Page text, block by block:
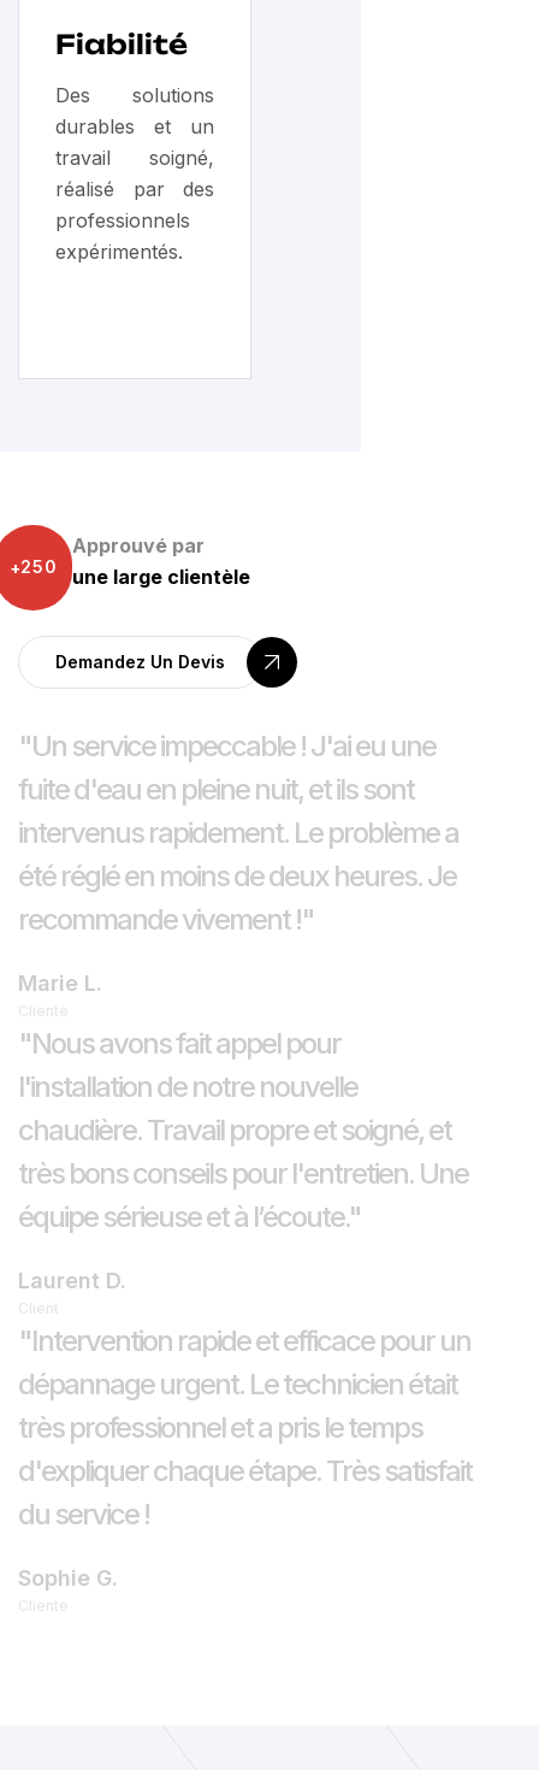
Fiabilité
Des solutions
durables et un
travail soigné,
réalisé par des
professionnels
expérimentés.
+250
Approuvé par
une large clientèle
Demandez Un Devis
"Un service impeccable ! J'ai eu une
fuite d'eau en pleine nuit, et ils sont
intervenus rapidement. Le problème a
été réglé en moins de deux heures. Je
recommande vivement !"
Marie L.
Cliente
"Nous avons fait appel pour
l'installation de notre nouvelle
chaudière. Travail propre et soigné, et
très bons conseils pour l'entretien. Une
équipe sérieuse et à l’écoute."
Laurent D.
Client
"Intervention rapide et efficace pour un
dépannage urgent. Le technicien était
très professionnel et a pris le temps
d'expliquer chaque étape. Très satisfait
du service !
Sophie G.
Cliente